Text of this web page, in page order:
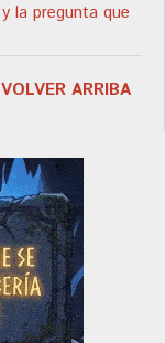
la pregunta que
VOLVER ARRIBA